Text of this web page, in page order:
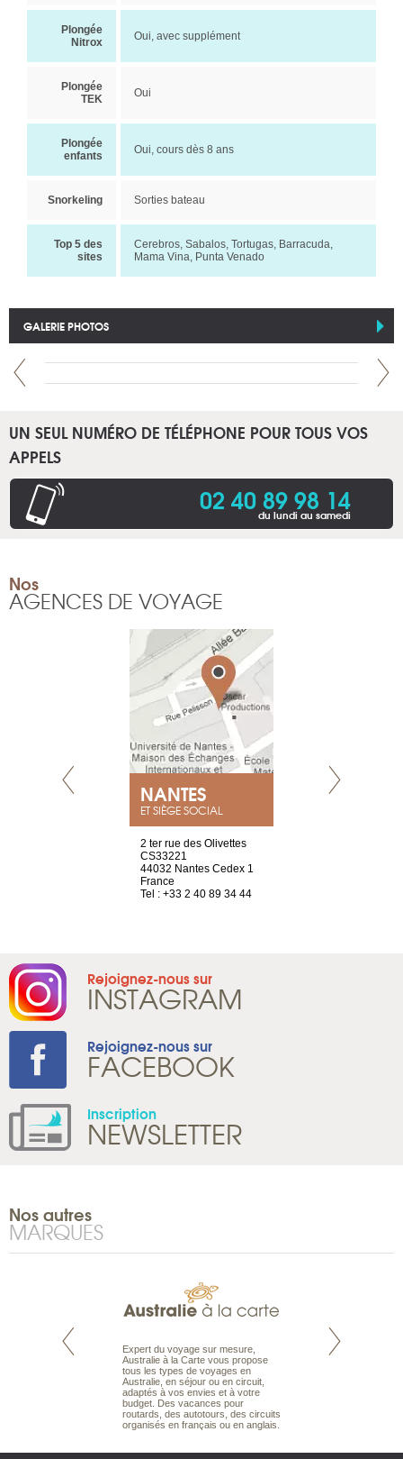
Plongée
Nitrox
Oui, avec supplément
Plongée
TEK
Oui
Plongée
enfants
Oui, cours dès 8 ans
Snorkeling Sorties bateau
Top 5 des
sites
Cerebros, Sabalos, Tortugas, Barracuda,
Mama Vina, Punta Venado
GALERIE PHOTOS
UN SEUL NUMÉRO DE TÉLÉPHONE POUR TOUS VOS
APPELS
02 40 89 98 14
du lundi au samedi
Nos
AGENCES DE VOYAGE
NANTES
ET SIÈGE SOCIAL
2 ter rue des Olivettes
CS33221
44032 Nantes Cedex 1
France
Tel : +33 2 40 89 34 44
Rejoignez-nous sur
INSTAGRAM
Rejoignez-nous sur
FACEBOOK
Inscription
NEWSLETTER
Nos autres
MARQUES
est le spécialiste
Expert du voyage sur mesure,
Australie à la Carte vous propose
tous les types de voyages en
Australie, en séjour ou en circuit,
adaptés à vos envies et à votre
budget. Des vacances pour
routards, des autotours, des circuits
organisés en français ou en anglais.
Parce qu’ils sont